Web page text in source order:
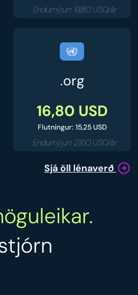
Endurnýjun: 19,80 USD/ár
.org
16,80 USD
Flutningur: 15,25 USD
Endurnýjun: 21,60 USD/ár
Sjá öll lénaverð